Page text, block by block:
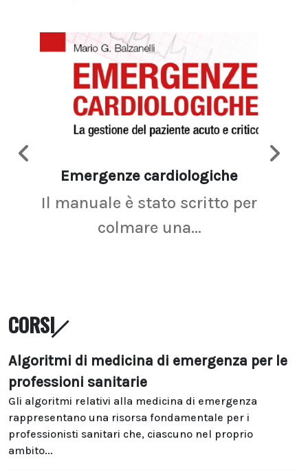
Emergenze cardiologiche
Il manuale è stato scritto per
colmare una...
CORSI
Algoritmi di medicina di emergenza per le
professioni sanitarie
Gli algoritmi relativi alla medicina di emergenza
rappresentano una risorsa fondamentale per i
professionisti sanitari che, ciascuno nel proprio
ambito...